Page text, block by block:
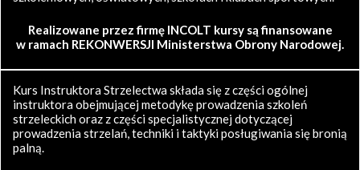
Realizowane przez firmę INCOLT kursy są finansowane
w ramach REKONWERSJI Ministerstwa Obrony Narodowej.
Kurs Instruktora Strzelectwa składa się z części ogólnej
instruktora obejmującej metodykę prowadzenia szkoleń
strzeleckich oraz z części specjalistycznej dotyczącej
prowadzenia strzelań, techniki i taktyki posługiwania się bronią
palną.